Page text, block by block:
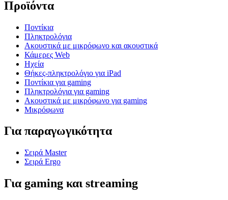
Προϊόντα
Ποντίκια
Πληκτρολόγια
Ακουστικά με μικρόφωνο και ακουστικά
Κάμερες Web
Ηχεία
Θήκες-πληκτρολόγιο για iPad
Ποντίκια για gaming
Πληκτρολόγια για gaming
Ακουστικά με μικρόφωνο για gaming
Μικρόφωνα
Για παραγωγικότητα
Σειρά Master
Σειρά Ergo
Για gaming και streaming